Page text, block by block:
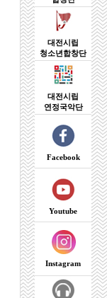
대전시립
청소년합창단
대전시립
연정국악단
Facebook
Youtube
Instagram